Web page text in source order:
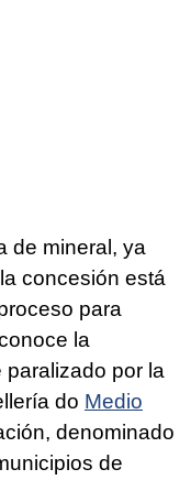
de mineral, ya
concesión está
para
la
por la
do Medio
denominado
de